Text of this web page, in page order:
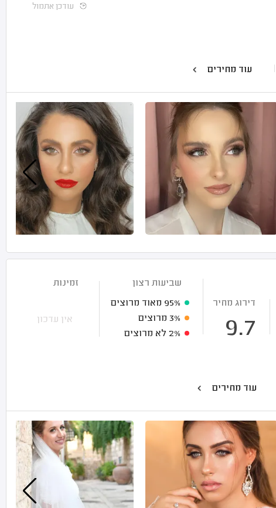
עודכן אתמול
עוד מחירים
דירוג מחיר
9.7
שביעות רצון
95% מאוד מרוצים
3% מרוצים
2% לא מרוצים
זמינות
אין עדכון
עוד מחירים